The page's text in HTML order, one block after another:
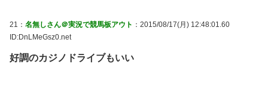
21： 名無しさん＠実況で競馬板アウト ：2015/08/17(月) 12:48:01.60
ID:DnLMeGsz0.net
好調のカジノドライブもいい